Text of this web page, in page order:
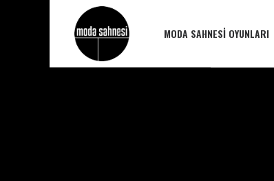
MODA SAHNESI OYUNLARI